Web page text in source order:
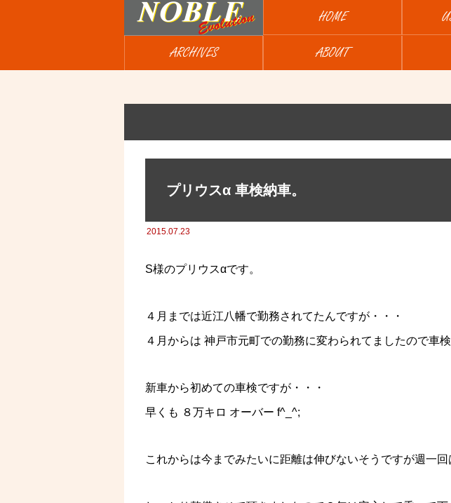
HOME
ARCHIVES ABOUT
プリウスα 車検納車。
2015.07.23
S様のプリウスαです。
４月までは近江八幡で勤務されてたんですが・・・
４月からは 神戸市元町での勤務に変わられてましたので車
新車から初めての車検ですが・・・
早くも ８万キロ オーバー f^_^;
これからは今までみたいに距離は伸びないそうですが週一